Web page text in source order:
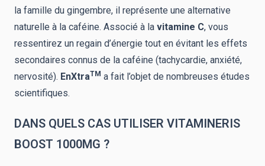
la famille du gingembre, il représente une alternative
naturelle à la caféine. Associé à la vitamine C, vous
ressentirez un regain d’énergie tout en évitant les effets
secondaires connus de la caféine (tachycardie, anxiété,
nervosité). EnXtraTM a fait l’objet de nombreuses études
scientifiques.
DANS QUELS CAS UTILISER VITAMINERIS
BOOST 1000MG ?